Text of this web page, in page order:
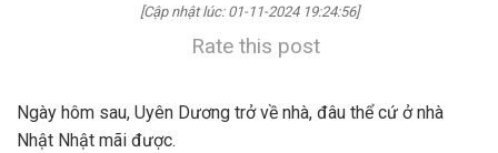
[Cập nhật lúc: 01-11-2024 19:24:56]
Rate this post
Ngày hôm sau, Uyên Dương trở về nhà, đâu thể cứ ở nhà
Nhật Nhật mãi được.